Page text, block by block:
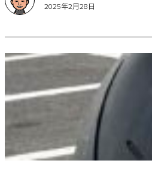
2025年2月28日